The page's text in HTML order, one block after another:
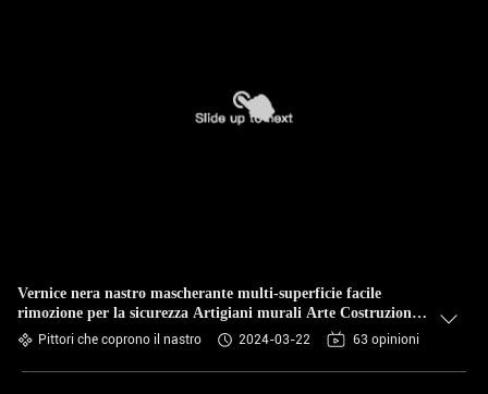
Vernice nera nastro mascherante multi-superficie facile
rimozione per la sicurezza Artigiani murali Arte Costruzione
Ristrutturazione
Pittori che coprono il nastro 2024-03-22 63 opinioni